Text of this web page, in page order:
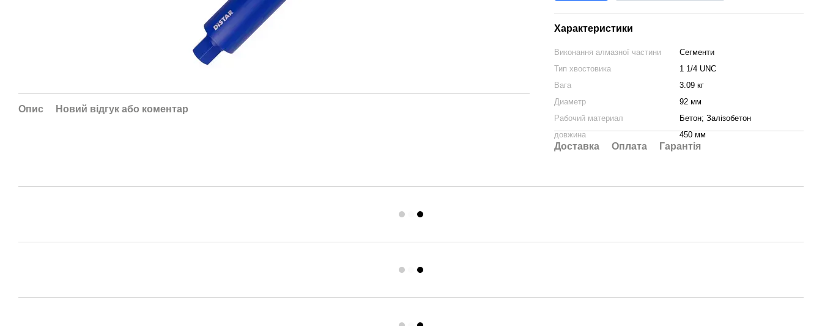
Опис Новий відгук або коментар
Характеристики
Виконання алмазної частини
Сегменти
Тип хвостовика
1 1/4 UNC
Вага
3.09 кг
Диаметр
92 мм
Рабочий материал
Бетон; Залізобетон
довжина
450 мм
Доставка Оплата Гарантія